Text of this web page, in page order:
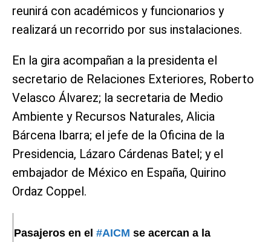
reunirá con académicos y funcionarios y
realizará un recorrido por sus instalaciones.
En la gira acompañan a la presidenta el
secretario de Relaciones Exteriores, Roberto
Velasco Álvarez; la secretaria de Medio
Ambiente y Recursos Naturales, Alicia
Bárcena Ibarra; el jefe de la Oficina de la
Presidencia, Lázaro Cárdenas Batel; y el
embajador de México en España, Quirino
Ordaz Coppel.
Pasajeros en el #AICM se acercan a la